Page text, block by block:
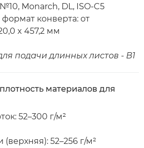
Monarch, DL, ISO-C5
конверта: от
x 457,2 мм
подачи длинных листов - B1
материалов для
52–300 г/м²
(верхняя): 52–256 г/м²